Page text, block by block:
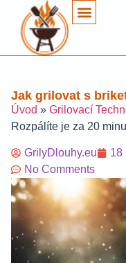
Jak grilovat s
Úvod » Grilovací
Rozpálíte je za 20
GrilyDlouhy.eu 18
No Comments